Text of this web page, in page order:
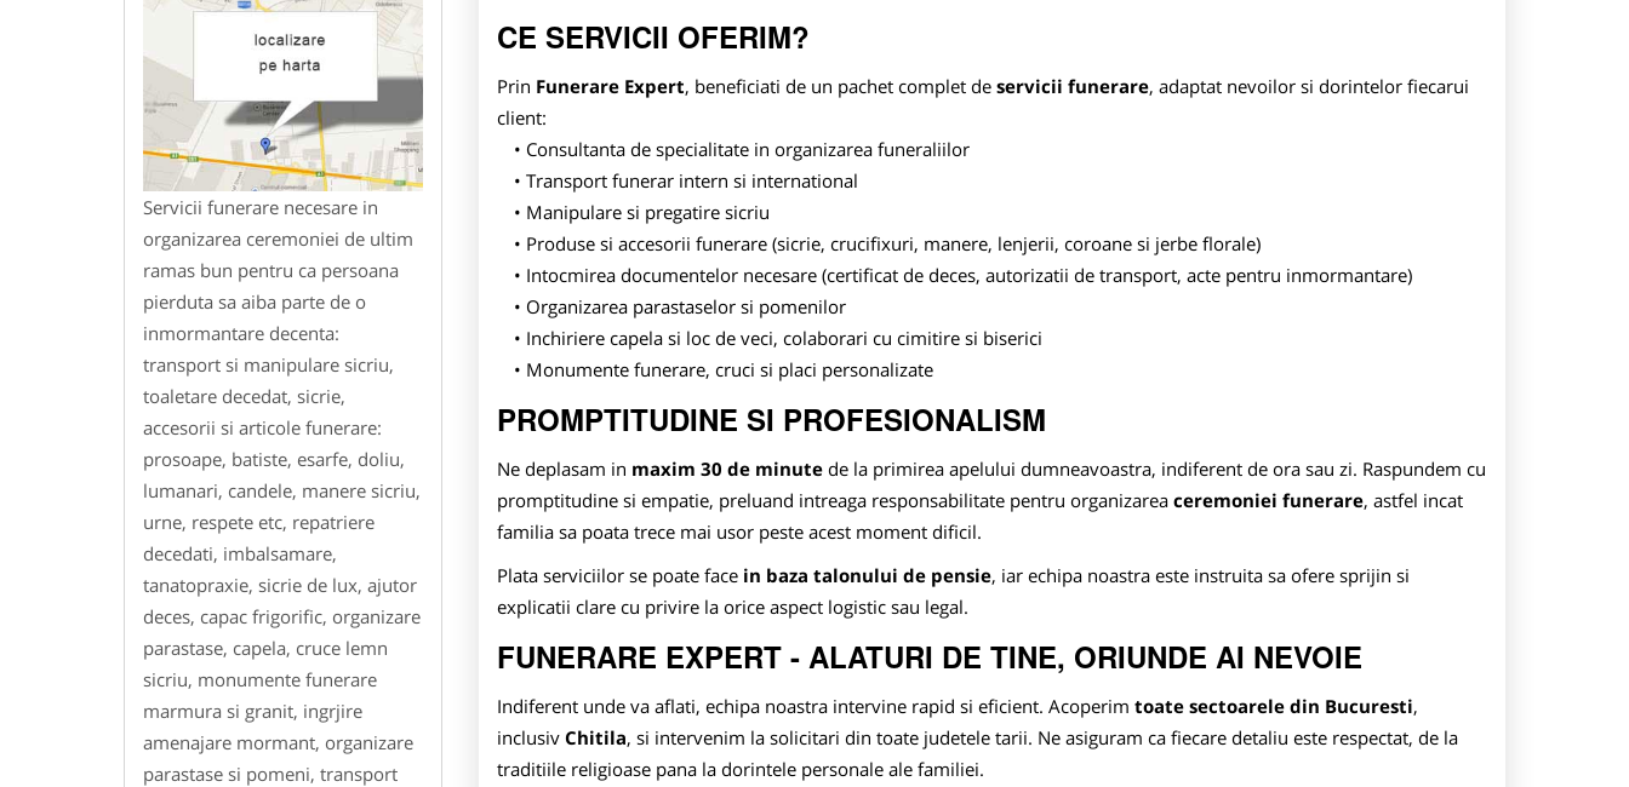
Servicii funerare necesare in
organizarea ceremoniei de ultim
ramas bun pentru ca persoana
pierduta sa aiba parte de o
inmormantare decenta:
transport si manipulare sicriu,
toaletare decedat, sicrie,
accesorii si articole funerare:
prosoape, batiste, esarfe, doliu,
lumanari, candele, manere sicriu,
urne, respete etc, repatriere
decedati, imbalsamare,
tanatopraxie, sicrie de lux, ajutor
deces, capac frigorific, organizare
parastase, capela, cruce lemn
sicriu, monumente funerare
marmura si granit, ingrjire
amenajare mormant, organizare
parastase si pomeni, transport
CE SERVICII OFERIM?
Prin Funerare Expert, beneficiati de un pachet complet de servicii funerare, adaptat nevoilor si dorintelor fiecarui
client:
Consultanta de specialitate in organizarea funeraliilor
Transport funerar intern si international
Manipulare si pregatire sicriu
Produse si accesorii funerare (sicrie, crucifixuri, manere, lenjerii, coroane si jerbe florale)
Intocmirea documentelor necesare (certificat de deces, autorizatii de transport, acte pentru inmormantare)
Organizarea parastaselor si pomenilor
Inchiriere capela si loc de veci, colaborari cu cimitire si biserici
Monumente funerare, cruci si placi personalizate
PROMPTITUDINE SI PROFESIONALISM
Ne deplasam in maxim 30 de minutede la primirea apelului dumneavoastra, indiferent de ora sau zi. Raspundem cu
promptitudine si empatie, preluand intreaga responsabilitate pentru organizarea ceremoniei funerare, astfel incat
familia sa poata trece mai usor peste acest moment dificil.
Plata serviciilor se poate face in baza talonului de pensie, iar echipa noastra este instruita sa ofere sprijin si
explicatii clare cu privire la orice aspect logistic sau legal.
FUNERARE EXPERT - ALATURI DE TINE, ORIUNDE AI NEVOIE
Indiferent unde va aflati, echipa noastra intervine rapid si eficient. Acoperim toate sectoarele din Bucuresti,
inclusiv Chitila, si intervenim la solicitari din toate judetele tarii. Ne asiguram ca fiecare detaliu este respectat, de la
traditiile religioase pana la dorintele personale ale familiei.